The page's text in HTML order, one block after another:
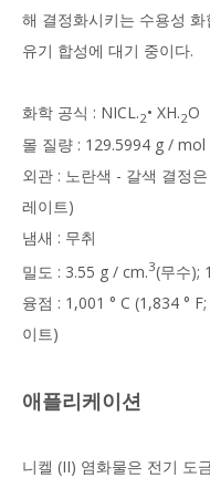
해 결정화시키는 수용성
유기 합성에 대기 중이다.
화학 공식 : NICL.2• XH.2O
몰 질량 : 129.5994 g /
외관 : 노란색 - 갈색 결정
레이트)
냄새 : 무취
밀도 : 3.55 g / cm.3(무수);
융점 : 1,001 ° C (1,834 °
이트)
애플리케이션
니켈 (II) 염화물은 전기 도